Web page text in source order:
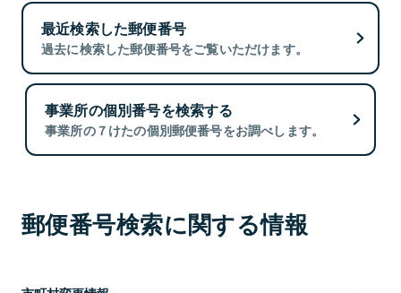
最近検索した郵便番号
過去に検索した郵便番号をご覧いただけます。
事業所の個別番号を検索する
事業所の７けたの個別郵便番号をお調べします。
郵便番号検索に関する情報